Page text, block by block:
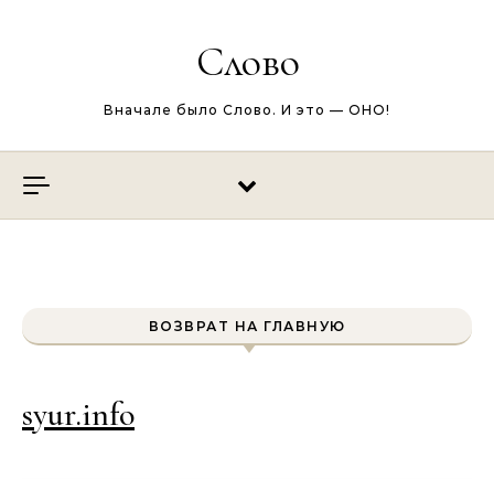
Слово
Вначале было Слово. И это — ОНО!
ВОЗВРАТ НА ГЛАВНУЮ
syur.info